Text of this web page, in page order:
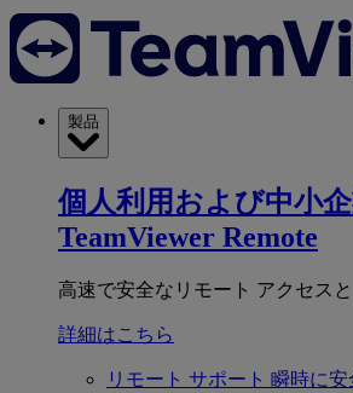
製品
個人利用および中小
TeamViewer Remote
高速で安全なリモート アクセスと
詳細はこちら
リモート サポート 瞬時に安